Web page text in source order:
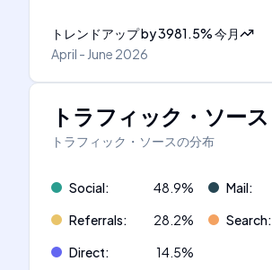
トレンドアップby3981.5%今月
April - June 2026
トラフィック・ソース
トラフィック・ソースの分布
Social: 48.9% Mail:
Referrals: 28.2% Search:
Direct: 14.5%